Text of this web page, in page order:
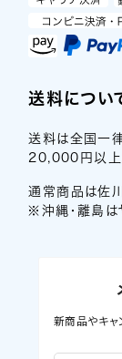
送料につい
送料は全国一
20,000円以上
通常商品は佐
※沖縄・離島は
新商品やキャ